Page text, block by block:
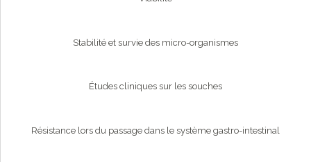
Stabilité et survie des micro-organismes
Études cliniques sur les souches
Résistance lors du passage dans le système gastro-intestinal